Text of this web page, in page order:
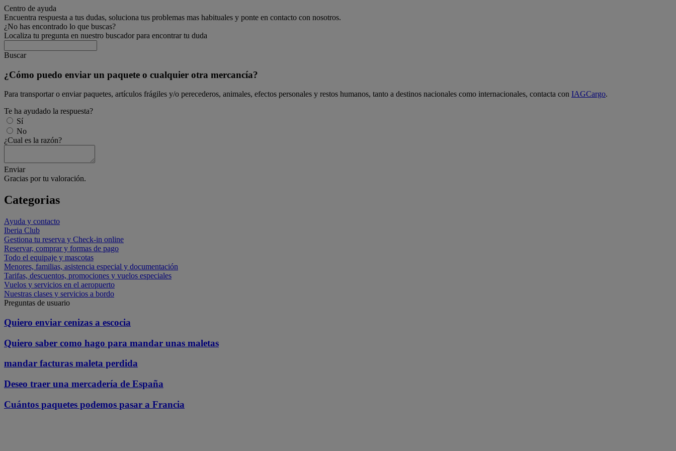
Centro de ayuda
Encuentra respuesta a tus dudas, soluciona tus problemas mas habituales y ponte en contacto con nosotros.
¿No has encontrado lo que buscas?
Localiza tu pregunta en nuestro buscador para encontrar tu duda
Buscar
¿Cómo puedo enviar un paquete o cualquier otra mercancía?
Para transportar o enviar paquetes, artículos frágiles y/o perecederos, animales, efectos personales y restos humanos, tanto a destinos nacionales como internacionales, contacta con IAGCargo.
Te ha ayudado la respuesta?
Sí
No
¿Cual es la razón?
Enviar
Gracias por tu valoración.
Categorias
Ayuda y contacto
Iberia Club
Gestiona tu reserva y Check-in online
Reservar, comprar y formas de pago
Todo el equipaje y mascotas
Menores, familias, asistencia especial y documentación
Tarifas, descuentos, promociones y vuelos especiales
Vuelos y servicios en el aeropuerto
Nuestras clases y servicios a bordo
Preguntas de usuario
Quiero enviar cenizas a escocia
Quiero saber como hago para mandar unas maletas
mandar facturas maleta perdida
Deseo traer una mercadería de España
Cuántos paquetes podemos pasar a Francia